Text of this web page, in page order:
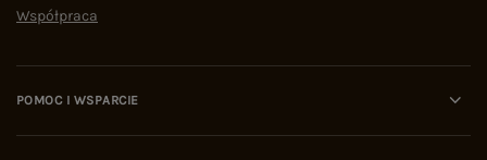
Współpraca
POMOC I WSPARCIE